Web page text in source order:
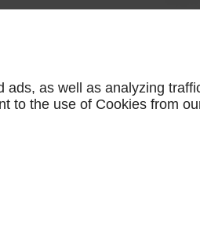
as well as analyzing
to the use of Cookies from